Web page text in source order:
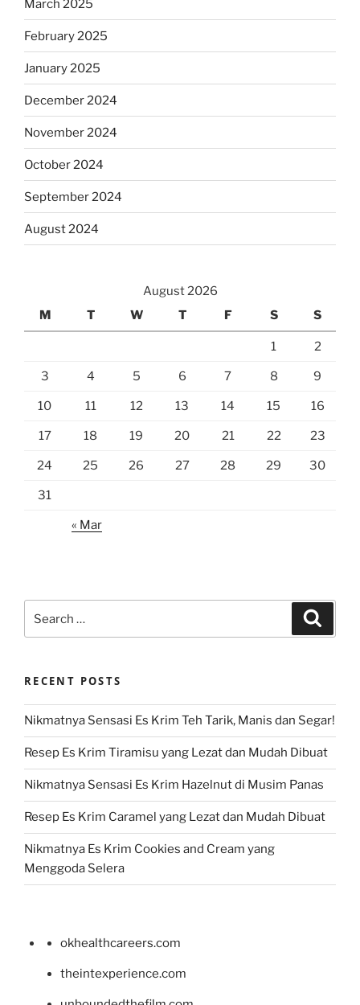
March 2025
February 2025
January 2025
December 2024
November 2024
October 2024
September 2024
August 2024
August 2026
M
T W T F S S
1 2
3 4 5 6 7 8 9
10 11 12 13 14 15 16
17 18 19 20 21 22 23
24 25 26 27 28 29 30
31
« Mar
for:
RECENT POSTS
Nikmatnya Sensasi Es Krim Teh Tarik, Manis dan Segar!
Resep Es Krim Tiramisu yang Lezat dan Mudah Dibuat
Nikmatnya Sensasi Es Krim Hazelnut di Musim Panas
Resep Es Krim Caramel yang Lezat dan Mudah Dibuat
Nikmatnya Es Krim Cookies and Cream yang
Menggoda Selera
okhealthcareers.com
theintexperience.com